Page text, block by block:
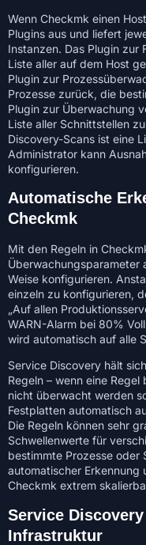
Wenn Checkmk einen
Plugins aus und liefert
Instanzen. Das Plugin
Liste aller auf dem Host
Plugin zur
Prozesse zurück, die
Plugin zur Überwachung
Liste aller Schnittstellen
Discovery-Scans ist eine
Administrator kann
konfigurieren.
Automatische
Checkmk
Mit den Regeln in
Überwachungsparameter
Weise konfigurieren.
einzeln zu konfigurieren,
„Auf allen
WARN-Alarm bei 80%
wird automatisch auf alle
Service Discovery hält
Regeln – wenn eine
nicht überwacht werden
Festplatten automatisch
Die Regeln können sehr
Schwellenwerte für
bestimmte Prozesse oder
automatischer Erkennung
Checkmk extrem
Service
Infrastruktur